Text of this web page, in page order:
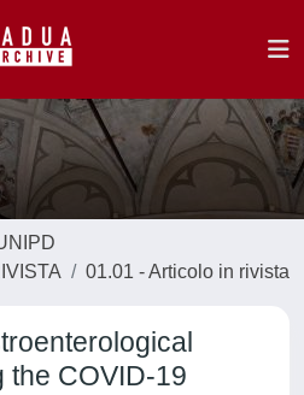
01.01 - Articolo in rivista
the COVID-19